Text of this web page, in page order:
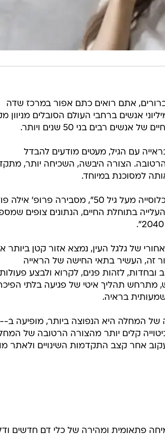
אתם רואים כתם אפור במרכז שדה
אנשים ברחבי העולם הסובלים מניוון
רבים בני 50 שנים ויותר.
עם הגיל, מעטים מודעים להבדל
הצורה היבשה, השכיחה יותר,
למסוכנת במיוחד.
"זוהי המחלה המובילה לעיוורון בעולם המערבי באוכלוסייה מעל גיל 50", מסבירה
בתוחלת החיים, הנתונים צופים
של גלגל העין, נמצא אזור קטן ביותר
זה, העשיר בתאי החישה של הראייה
ובחדות, לזהות פנים, לקרוא ולבצע פעולות
מתרחש תהליך איטי של פגיעה בלתי
בראיה.
מבין שתי
קלים יותר מהצורה הרטובה של
אחר קצב התקדמות השינויים ולאתר
פתאומית ומהירה של כלי דם חדשים